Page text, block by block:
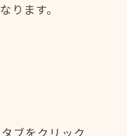
ます。
ブをクリック